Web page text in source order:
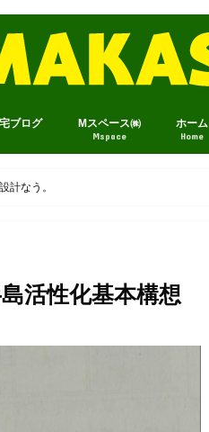
ブログ Mスペース㈱
Mspace
ホーム
Home
計なう。
活性化基本構想